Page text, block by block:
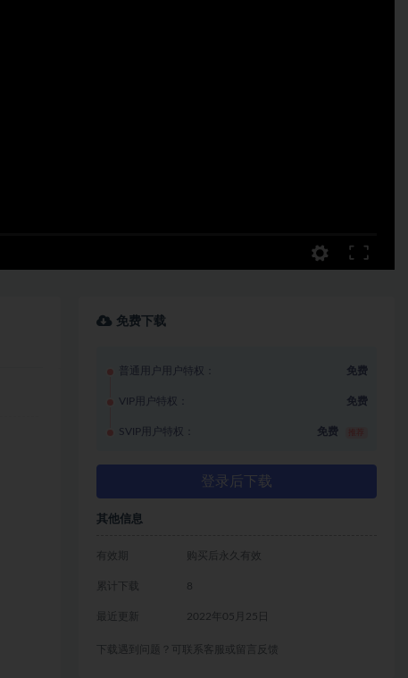
免费下载
普通用户用户特权： 免费
VIP用户特权： 免费
SVIP用户特权： 免费
登录后下载
其他信息
有效期 购买后永久有效
累计下载 8
最近更新 2022年05月25日
下载遇到问题？可联系客服或留言反馈